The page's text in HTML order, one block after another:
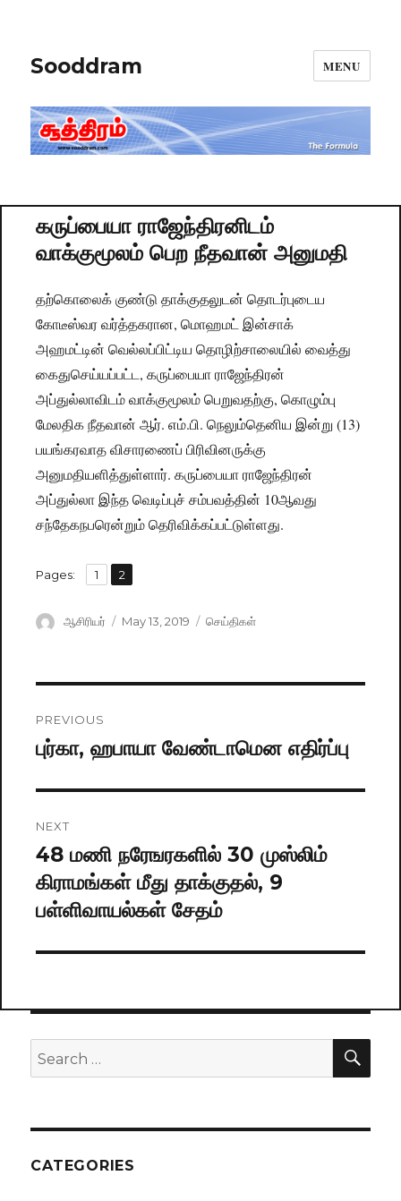
Sooddram MENU
கருப்பையா ராஜேந்திரனிடம்
வாக்குமூலம் பெற நீதவான் அனுமதி
தற்கொலைக் குண்டு தாக்குதலுடன் தொடர்புடைய
கோடீஸ்வர வர்த்தகரான, மொஹமட் இன்சாக்
அஹமட்டின் வெல்லப்பிட்டிய தொழிற்சாலையில் வைத்து
கைதுசெய்யப்பட்ட, கருப்பையா ராஜேந்திரன்
அப்துல்லாவிடம் வாக்குமூலம் பெறுவதற்கு, கொழும்பு
மேலதிக நீதவான் ஆர். எம்.பி. நெலும்தெனிய இன்று (13)
பயங்கரவாத விசாரணைப் பிரிவினருக்கு
அனுமதியளித்துள்ளார். கருப்பையா ராஜேந்திரன்
அப்துல்லா இந்த வெடிப்புச் சம்பவத்தின் 10ஆவது
சந்தேகநபரென்றும் தெரிவிக்கப்பட்டுள்ளது.
Pages: Page
1 ,
Page
2
Author
ஆசிரியர்
Posted
May 13, 2019 Categories
செய்திகள்
navigation
PREVIOUS
Previous
புர்கா, ஹபாயா வேண்டா​மென எதிர்ப்பு
NEXT
Next
post:
48 மணி நரேஙரகளில் 30 முஸ்லிம்
கிராமங்கள் மீது தாக்குதல், 9
பள்ளிவாயல்கள் சேதம்
Search
for:
CATEGORIES